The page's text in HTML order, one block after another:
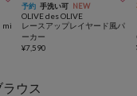
mi
予約 手洗い可 NEW
OLIVE des OLIVE
レースアップレイヤード風パ
ーカー
¥7,590
ウス